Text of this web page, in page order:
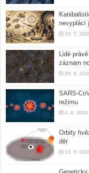
nevyplácí
10. 7.
Lidé
záznam
30. 6.
SARS-
režimu
4. 6. 2026
Orbity
děr
13. 5.